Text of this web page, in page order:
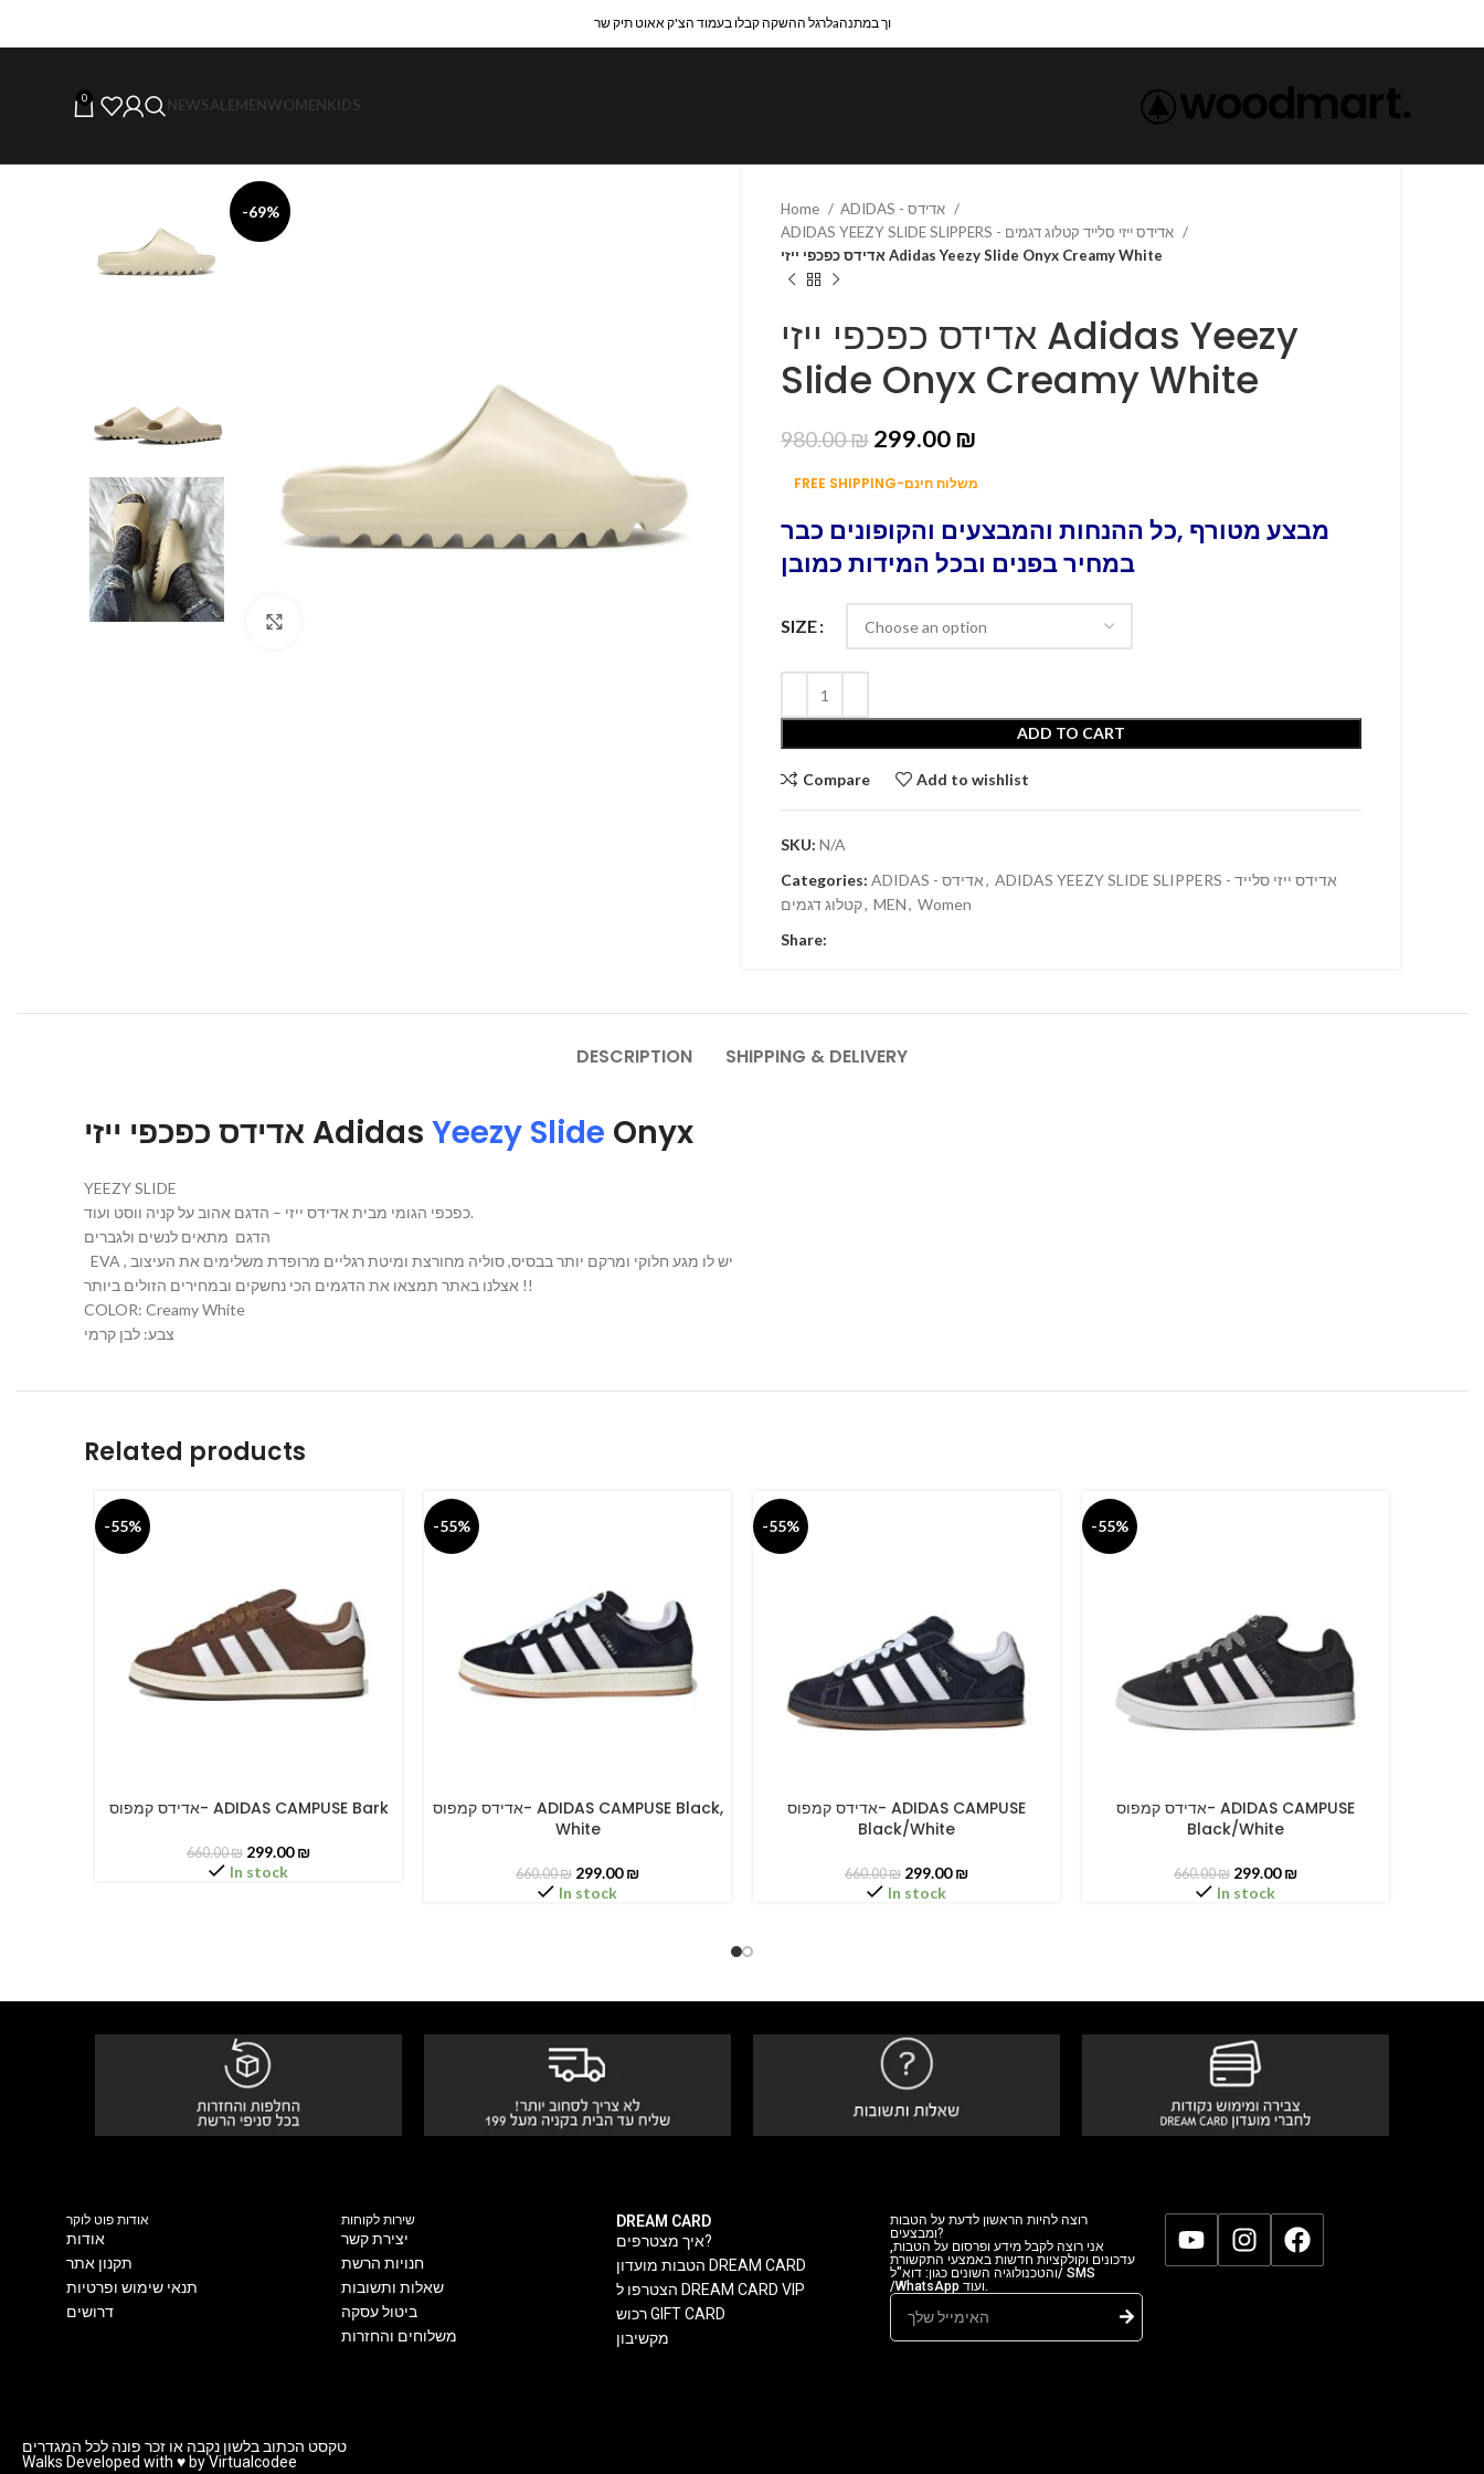
לרגל ההשקה קבלו בעמוד הצ'ק אאוט תיק שרaוך במתנה
0 NEWSALEMENWOMENKIDS
-69% Home
אדידס כפכפי ייזי Adidas Yeezy Slide Onyx Creamy White
אדידס כפכפי ייזי Adidas Yeezy
Slide Onyx Creamy White
980.00₪ 299.00 ₪
FREE SHIPPING-משלוח חינם
מבצע מטורף ,כל ההנחות והמבצעים והקופונים כבר
במחיר בפנים ובכל המידות כמובן
SIZE
ADD TO CART
Compare Add to wishlist
SKU: N/A
Categories:
ADIDAS - אדידס, ADIDAS YEEZY SLIDE SLIPPERS - אדידס ייזי סלייד
קטלוג דגמים, MEN, Women
Share:
DESCRIPTION SHIPPING & DELIVERY
אדידס כפכפי ייזי Adidas Yeezy Slide Onyx
YEEZY SLIDE
כפכפי הגומי מבית אדידס ייזי – הדגם אהוב על קניה ווסט ועוד.
הדגם מתאים לנשים ולגברים
EVA , יש לו מגע חלוקי ומרקם יותר בבסיס, סוליה מחורצת ומיטת רגליים מרופדת משלימים את העיצוב
אצלנו באתר תמצאו את הדגמים הכי נחשקים ובמחירים הזולים ביותר !!
COLOR: Creamy White
צבע: לבן קרמי
Related products
-55%
SELECT OPTIONSאדידס קמפוס- ADIDAS CAMPUSE Bark
660.00₪ 299.00₪
In stock
-55%
SELECT OPTIONS
אדידס קמפוס- ADIDAS CAMPUSE Black,
White
660.00₪ 299.00₪
In stock
-55%
SELECT OPTIONS
אדידס קמפוס- ADIDAS CAMPUSE
Black/White
660.00₪ 299.00₪
In stock
-55%
SELECT OPTIONS
אדידס קמפוס- ADIDAS CAMPUSE
Black/White
660.00₪ 299.00₪
In stock
אודות פוט לוקר
אודות
תקנון אתר
תנאי שימוש ופרטיות
דרושים
שירות לקוחות
יצירת קשר
חנויות הרשת
שאלות ותשובות
ביטול עסקה
משלוחים והחזרות
DREAM CARD
איך מצטרפים?
הטבות מועדון DREAM CARD
הצטרפו ל DREAM CARD VIP
רכוש GIFT CARD
מקשיבון
רוצה להיות הראשון לדעת על הטבות
ומבצעים?
אני רוצה לקבל מידע ופרסום על הטבות,
עדכונים וקולקציות חדשות באמצעי התקשורת
והטכנולוגיה השונים כגון: דוא"ל/ SMS
/WhatsApp ועוד.
טקסט הכתוב בלשון נקבה או זכר פונה לכל המגדרים
Walks Developed with ♥ by Virtualcodee